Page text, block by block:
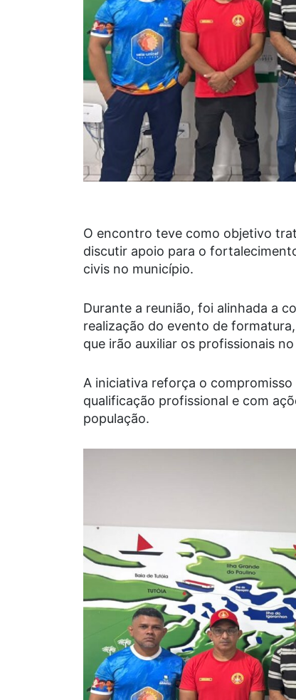
O encontro teve como objetivo
discutir apoio para o
civis no município.
Durante a reunião, foi alinhada a
realização do evento de
que irão auxiliar os profissionais
A iniciativa reforça o
qualificação profissional e com
população.